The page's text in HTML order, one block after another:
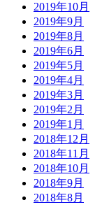
2019年10月
2019年9月
2019年8月
2019年6月
2019年5月
2019年4月
2019年3月
2019年2月
2019年1月
2018年12月
2018年11月
2018年10月
2018年9月
2018年8月